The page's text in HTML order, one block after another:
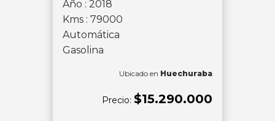
Año : 2018
Kms : 79000
Automática
Gasolina
Ubicado en Huechuraba
Precio: $15.290.000